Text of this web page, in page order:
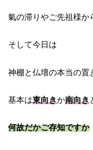
氣の滞りやご先祖様か
そして今日は
神棚と仏壇の本当の置
基本は東向きか南向き
何故だかご存知ですか